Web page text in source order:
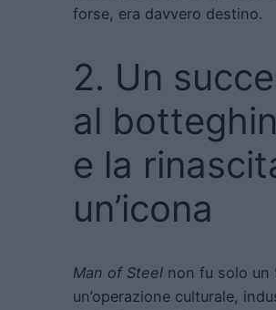
forse, era davvero destino.
2. Un
al
e la
un’icona
Man of Steel non fu solo un
un’operazione culturale,